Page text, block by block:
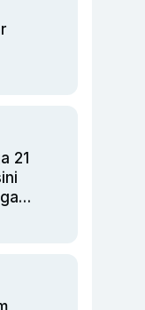
21